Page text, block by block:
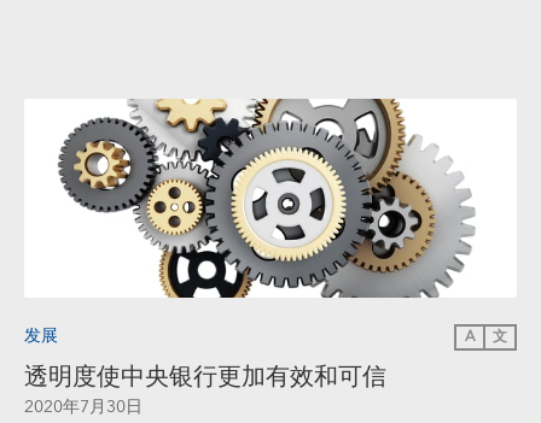
发展 A 文
透明度使中央银行更加有效和可信
2020年7月30日